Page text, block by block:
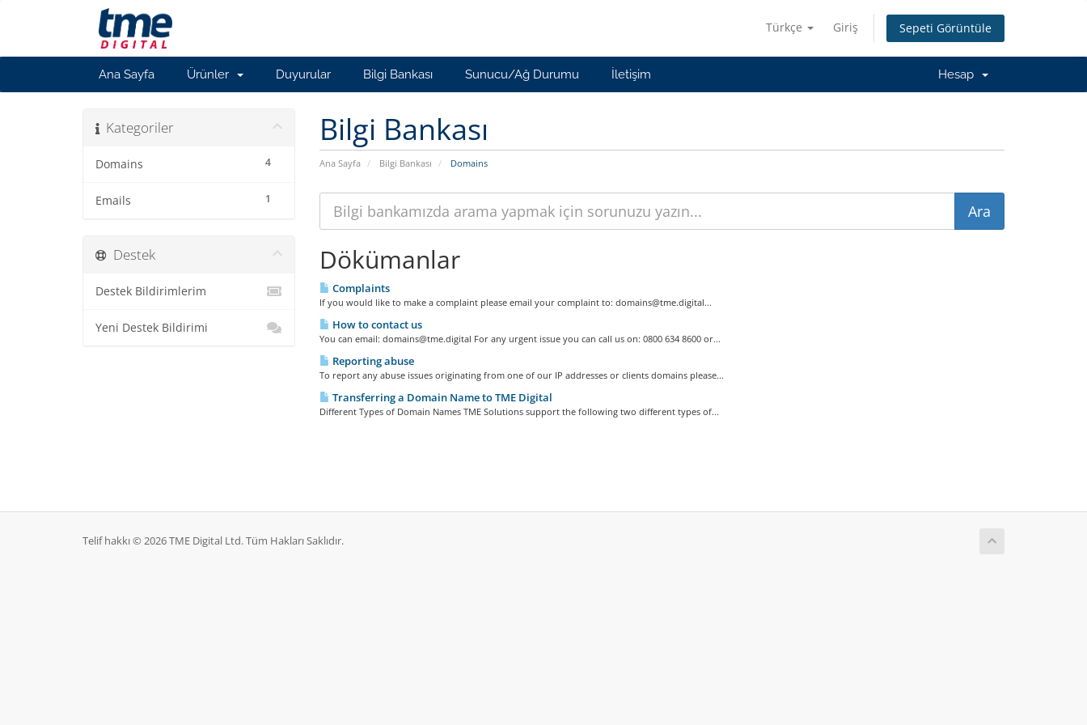
Türkçe Giriş Sepeti Görüntüle
Ana Sayfa Ürünler Duyurular Bilgi Bankası Sunucu/Ağ Durumu İletişim Hesap
Bilgi Bankası
Ana Sayfa Bilgi Bankası Domains
Kategoriler
4
Domains
1
Emails
Dökümanlar
Complaints
If you would like to make a complaint please email your complaint to: domains@tme.digital...
How to contact us
You can email: domains@tme.digital For any urgent issue you can call us on: 0800 634 8600 or...
Reporting abuse
To report any abuse issues originating from one of our IP addresses or clients domains please...
Transferring a Domain Name to TME Digital
Different Types of Domain Names TME Solutions support the following two different types of...
Destek
Destek Bildirimlerim
Yeni Destek Bildirimi
Telif hakkı © 2026 TME Digital Ltd. Tüm Hakları Saklıdır.